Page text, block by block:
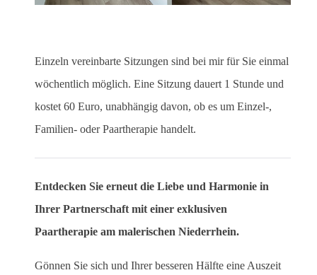
Einzeln vereinbarte Sitzungen sind bei mir für Sie einmal
wöchentlich möglich. Eine Sitzung dauert 1 Stunde und
kostet 60 Euro, unabhängig davon, ob es um Einzel-,
Familien- oder Paartherapie handelt.
Entdecken Sie erneut die Liebe und Harmonie in
Ihrer Partnerschaft mit einer exklusiven
Paartherapie am malerischen Niederrhein.
Gönnen Sie sich und Ihrer besseren Hälfte eine Auszeit